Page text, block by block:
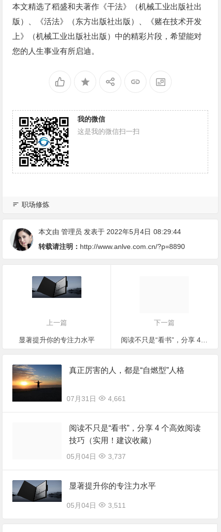
本文精选了稻盛和夫著作《干法》（机械工业出版社出
版）、《活法》（东方出版社出版）、《赌在技术开发
上》（机械工业出版社出版）中的精彩片段，希望能对
您的人生事业有所启迪。
我的微信
这是我的微信扫一扫
职场修炼
本文由管理员 发表于 2022年5月4日 08:29:44
转载请注明： http://www.anlve.com.cn/?p=8890
上一篇
显著提升你的专注力水平
下一篇
阅读不只是“看书”，分享 4 个高效阅读技巧（实用！建议收藏）
真正厉害的人，都是“自燃型”人格
07月31日 4,661
阅读不只是“看书”，分享 4 个高效阅读
技巧（实用！建议收藏）
05月04日 3,737
显著提升你的专注力水平
05月04日 3,511